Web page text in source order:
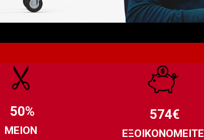
50%
ΜΕΙΟΝ
574€
ΕΞΟΙΚΟΝΟΜΕΙΤΕ